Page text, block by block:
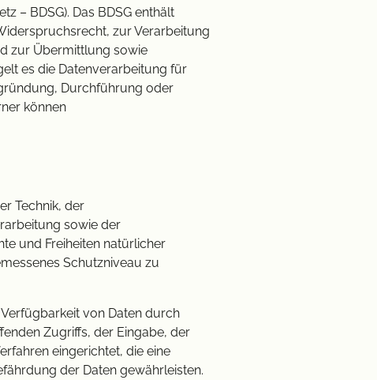
– BDSG). Das BDSG enthält
zur Verarbeitung
zur Übermittlung sowie
es die Datenverarbeitung für
Durchführung oder
können
Technik, der
sowie der
und Freiheiten natürlicher
Schutzniveau zu
von Daten durch
Zugriffs, der Eingabe, der
eingerichtet, die eine
der Daten gewährleisten.